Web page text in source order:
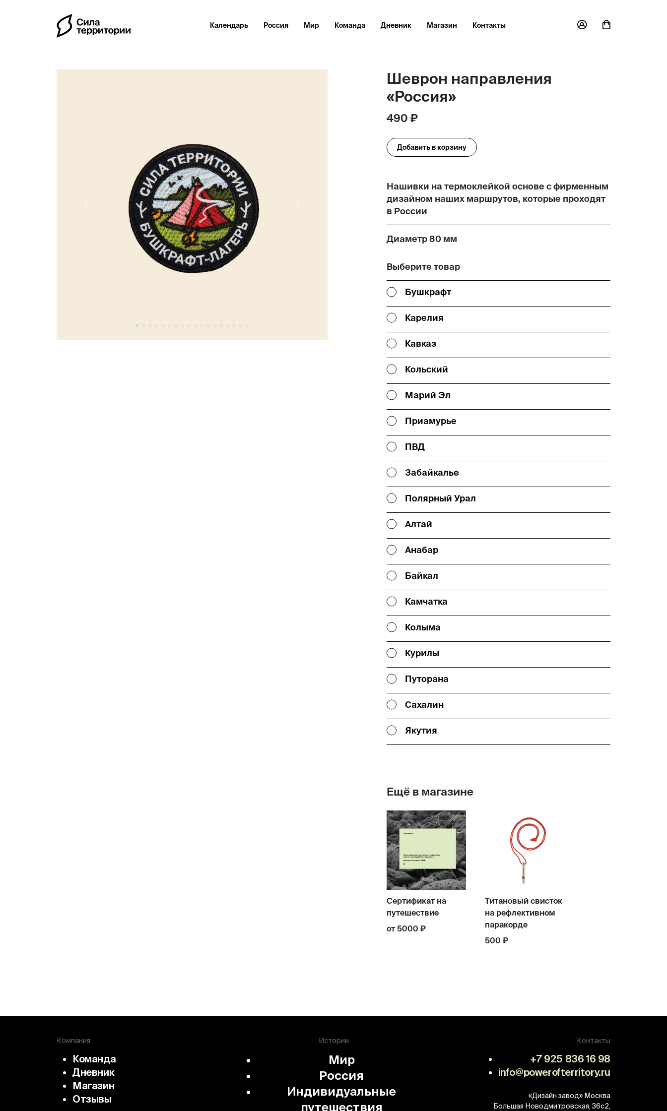
Календарь Россия Мир Команда Дневник Магазин Контакты
Шеврон направления
«Россия»
490 ₽
Добавить в корзину
Нашивки на термоклейкой основе с фирменным
дизайном наших маршрутов, которые проходят
в России
Диаметр 80 мм
Выберите товар
Бушкрафт
Карелия
Кавказ
Кольский
Марий Эл
Приамурье
ПВД
Забайкалье
Полярный Урал
Алтай
Анабар
Байкал
Камчатка
Колыма
Курилы
Путорана
Сахалин
Якутия
Ещё в магазине
Сертификат на
путешествие
от 5000 ₽
Титановый свисток
на рефлективном
паракорде
500 ₽
Компания
Команда
Дневник
Магазин
Отзывы
Истории
Мир
Россия
Индивидуальные
путешествия
Контакты
+7 925 836 16 98
info@powerofterritory.ru
«Дизайн завод» Москва
Большая Новодмитровская, 36с2,